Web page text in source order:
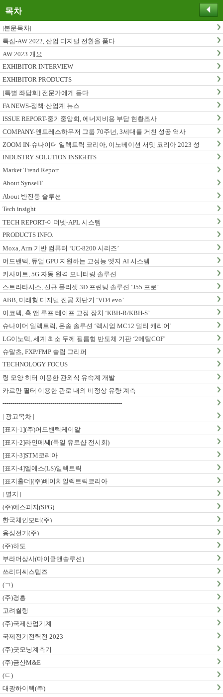
목차
|본문목차|
특집-AW 2022, 산업 디지털 전환을 품다
AW 2023 개요
EXHIBITOR INTERVIEW
EXHIBITOR PRODUCTS
[특별 좌담회] 전문가에게 듣다
FA NEWS-정책·산업계 뉴스
ISSUE REPORT-중기중앙회, 에너지비용 부담 현황조사
COMPANY-엔드레스하우저 그룹 70주년, 3세대를 거친 성공 역사
ZOOM IN-슈나이더 일렉트릭 코리아, 이노베이션 서밋 코리아 2023 성
료
INDUSTRY SOLUTION INSIGHTS
Market Trend Report
About SynseIT
About 반진동 솔루션
Tech insight
TECH REPORT-이더넷-APL 시스템
PRODUCTS INFO.
Moxa, Arm 기반 컴퓨터 ‘UC-8200 시리즈’
어드밴텍, 듀얼 GPU 지원하는 고성능 엣지 AI 시스템
키사이트, 5G 자동 원격 모니터링 솔루션
스트라타시스, 신규 폴리젯 3D 프린팅 솔루션 ‘J55 프로’
ABB, 미래형 디지털 진공 차단기 ‘VD4 evo’
이코텍, 훅 앤 루프 테이프 고정 장치 ‘KBH-R/KBH-S’
슈나이더 일렉트릭, 운송 솔루션 ‘렉시엄 MC12 멀티 캐리어’
LG이노텍, 세계 최소 두께 필름형 반도체 기판 ‘2메탈COF’
슈말츠, FXP/FMP 슬림 그리퍼
TECHNOLOGY FOCUS
링 모양 히터 이용한 관외식 유속계 개발
카르만 필터 이용한 관로 내의 비정상 유량 계측
------------------------------------------------------------
| 광고목차 |
[표지-1](주)어드밴텍케이알
[표지-2]라인메쎄(독일 유로샵 전시회)
[표지-3]STM코리아
[표지-4]엘에스(LS)일렉트릭
[표지홀더](주)베이치일렉트릭코리아
| 별지 |
(주)에스피지(SPG)
한국체인모터(주)
용성전기(주)
(주)하도
부라더상사(마이클앤솔루션)
쓰리디씨스템즈
(ㄱ)
(주)경흥
고려씰링
(주)국제산업기계
국제전기전력전 2023
(주)굿모닝계측기
(주)금산M&E
(ㄷ)
대광하이텍(주)